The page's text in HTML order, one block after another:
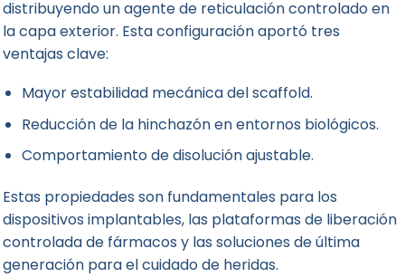
distribuyendo un agente de reticulación controlado en
la capa exterior. Esta configuración aportó tres
ventajas clave:
Mayor estabilidad mecánica del scaffold.
Reducción de la hinchazón en entornos biológicos.
Comportamiento de disolución ajustable.
Estas propiedades son fundamentales para los
dispositivos implantables, las plataformas de liberación
controlada de fármacos y las soluciones de última
generación para el cuidado de heridas.